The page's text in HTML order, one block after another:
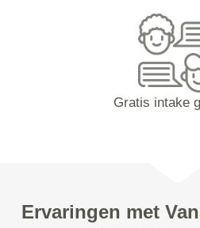
Gratis intake
Ervaringen met